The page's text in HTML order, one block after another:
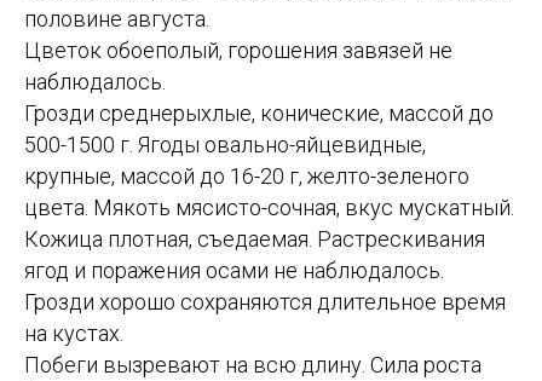
половине августа.
Цветок обоеполый, горошения завязей не
наблюдалось.
Грозди среднерыхлые, конические, массой до
500-1500 г. Ягоды овально-яйцевидные,
крупные, массой до 16-20 г, желто-зеленого
цвета. Мякоть мясисто-сочная, вкус мускатный.
Кожица плотная, съедаемая. Растрескивания
ягод и поражения осами не наблюдалось.
Грозди хорошо сохраняются длительное время
на кустах.
Побеги вызревают на всю длину. Сила роста